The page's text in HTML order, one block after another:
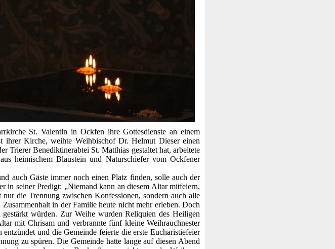
St. Valentin in Ockfen ihre Gottesdienste an einem
ihrer Kirche, weihte Weihbischof Dr. Helmut Dieser einen
Trierer Benediktinerabtei St. Matthias gestaltet hat, arbeitete
heimischem Blaustein und Naturschiefer vom Ockfener
auch Gäste immer noch einen Platz finden, solle auch der
in seiner Predigt: „Niemand kann an diesem Altar mitfeiern,
die Trennung zwischen Konfessionen, sondern auch alle
in der Familie heute nicht mehr erleben. Doch
würden. Zur Weihe wurden Reliquien des Heiligen
mit Chrisam und verbrannte fünf kleine Weihrauchnester
und die Gemeinde feierte die erste Eucharistiefeier
zu spüren. Die Gemeinde hatte lange auf diesen Abend